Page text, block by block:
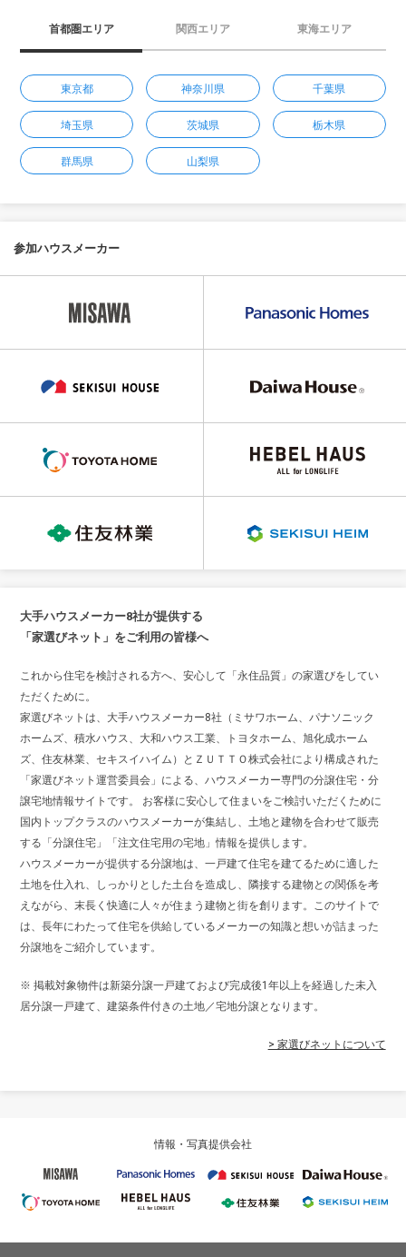
首都圏エリア 関西エリア 東海エリア
東京都 神奈川県 千葉県
埼玉県 茨城県 栃木県
群馬県 山梨県
参加ハウスメーカー
大手ハウスメーカー8社が提供する
「家選びネット」をご利用の皆様へ
これから住宅を検討される方へ、安心して「永住品質」の家選びをしてい
ただくために。
家選びネットは、大手ハウスメーカー8社（ミサワホーム、パナソニック
ホームズ、積水ハウス、大和ハウス工業、トヨタホーム、旭化成ホーム
ズ、住友林業、セキスイハイム）とＺＵＴＴＯ株式会社により構成された
「家選びネット運営委員会」による、ハウスメーカー専門の分譲住宅・分
譲宅地情報サイトです。 お客様に安心して住まいをご検討いただくために
国内トップクラスのハウスメーカーが集結し、土地と建物を合わせて販売
する「分譲住宅」「注文住宅用の宅地」情報を提供します。
ハウスメーカーが提供する分譲地は、一戸建て住宅を建てるために適した
土地を仕入れ、しっかりとした土台を造成し、隣接する建物との関係を考
えながら、末長く快適に人々が住まう建物と街を創ります。このサイトで
は、長年にわたって住宅を供給しているメーカーの知識と想いが詰まった
分譲地をご紹介しています。
※ 掲載対象物件は新築分譲一戸建ておよび完成後1年以上を経過した未入
居分譲一戸建て、建築条件付きの土地／宅地分譲となります。
> 家選びネットについて
情報・写真提供会社